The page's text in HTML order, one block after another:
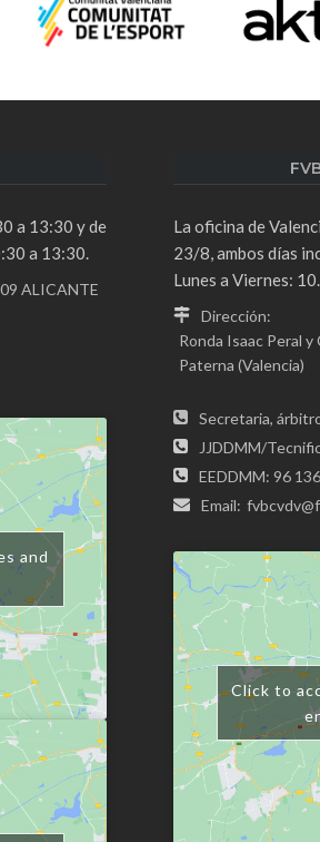
a 13:30 y de
a 13:30.
ALICANTE
and
La oficina de
23/8, ambos días
Lunes a Viernes:
Dirección:
Ronda Isaac Peral
Paterna (Valencia)
Secretaria,
JJDDMM/
EEDDMM: 96
Email:
Click to